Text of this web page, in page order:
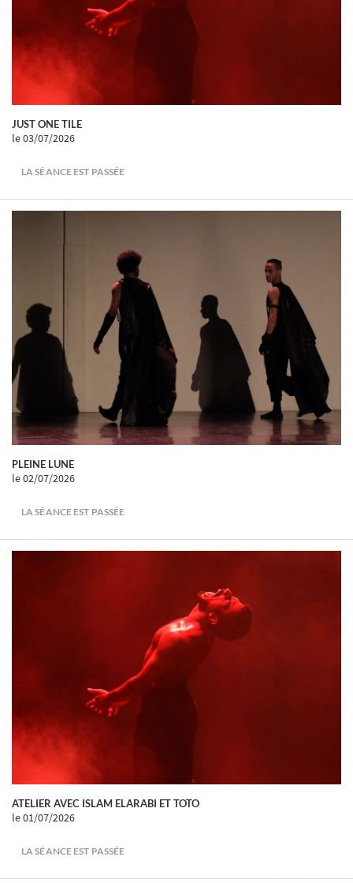
JUST ONE TILE
le 03/07/2026
LA SÉANCE EST PASSÉE
PLEINE LUNE
le 02/07/2026
LA SÉANCE EST PASSÉE
ATELIER AVEC ISLAM ELARABI ET TOTO
le 01/07/2026
LA SÉANCE EST PASSÉE